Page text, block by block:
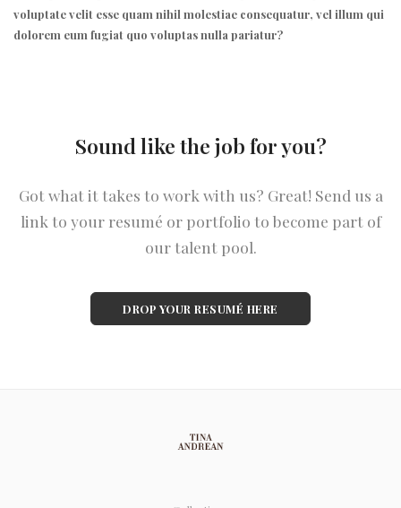
voluptate velit esse quam nihil molestiae consequatur, vel illum qui
dolorem eum fugiat quo voluptas nulla pariatur?
Sound like the job for you?
Got what it takes to work with us? Great! Send us a
link to your resumé or portfolio to become part of
our talent pool.
DROP YOUR RESUMÉ HERE